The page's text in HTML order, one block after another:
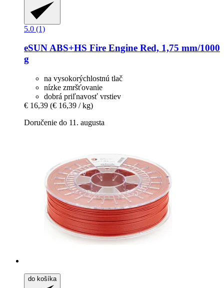
5.0 (1)
eSUNABS+HS Fire Engine Red, 1,75 mm/1000
g
na vysokorýchlostnú tlač
nízke zmršťovanie
dobrá priľnavosť vrstiev
€ 16,39 (€ 16,39 / kg)
Doručenie do 11. augusta
do košíka